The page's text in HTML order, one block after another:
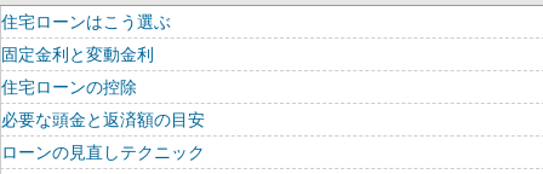
住宅ローンはこう選ぶ
固定金利と変動金利
住宅ローンの控除
必要な頭金と返済額の目安
ローンの見直しテクニック